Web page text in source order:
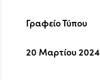
Γραφείο Τύπου
20 Μαρτίου 2024